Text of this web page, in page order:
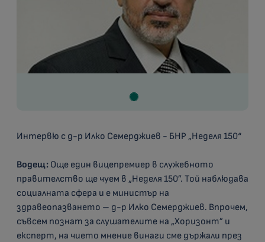
Интервю с д-р Илко Семерджиев - БНР „Неделя 150“
Водещ: Още един вицепремиер в служебното
правителство ще чуем в „Неделя 150”. Той наблюдава
социалната сфера и е министър на
здравеопазването – д-р Илко Семерджиев. Впрочем,
съвсем познат за слушателите на „Хоризонт” и
експерт, на чието мнение винаги сме държали през